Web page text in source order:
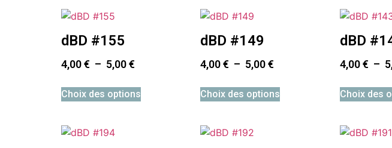
dBD #155
4,00€ – 5,00€
Choix des options
dBD #149
4,00€ – 5,00€
Choix des options
dBD
4,00€ –
Choix des